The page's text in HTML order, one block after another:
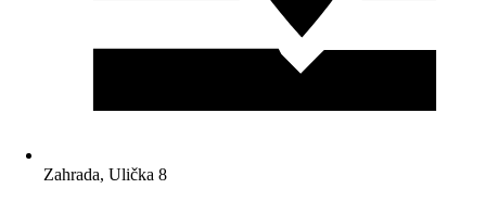
Zahrada, Ulička 8